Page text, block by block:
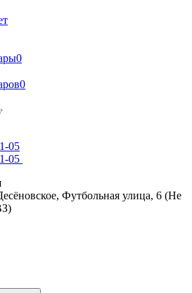
0
0
05
05
Футбольная улица, 6 (Не